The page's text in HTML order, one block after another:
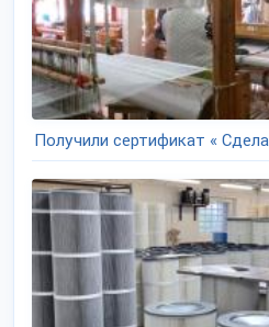
Получили сертификат «